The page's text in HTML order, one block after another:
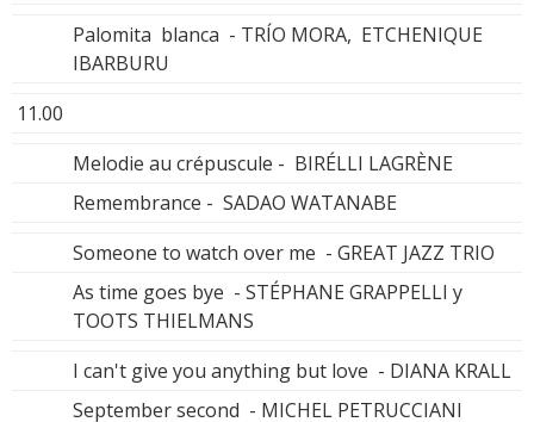
Palomita blanca - TRÍO MORA, ETCHENIQUE
IBARBURU
11.00
Melodie au crépuscule - BIRÉLLI LAGRÈNE
Remembrance - SADAO WATANABE
Someone to watch over me - GREAT JAZZ TRIO
As time goes bye - STÉPHANE GRAPPELLI y
TOOTS THIELMANS
I can't give you anything but love - DIANA KRALL
September second - MICHEL PETRUCCIANI